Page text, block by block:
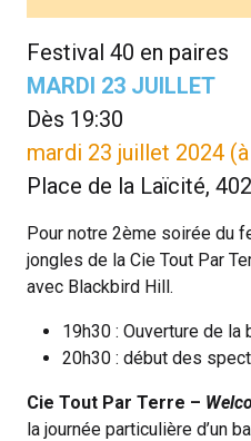
PROGRAMMES À
Festival 40 en paires
MARDI 23 JUILLET
Dès 19:30
mardi 23 juillet 2024
Place de la Laïcité,
Pour notre 2ème soirée du
jongles de la Cie Tout Par
avec Blackbird Hill.
19h30 : Ouverture de
20h30 : début des
Cie Tout Par Terre –
la journée particulière d’un